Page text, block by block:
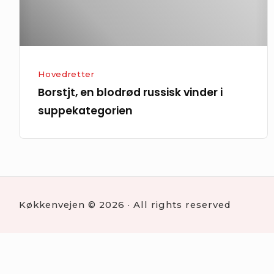
Hovedretter
Borstjt, en blodrød russisk vinder i
suppekategorien
Køkkenvejen © 2026 · All rights reserved